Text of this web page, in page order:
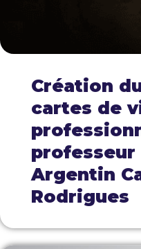
Création
cartes de
professeur
Argentin
Rodrigues